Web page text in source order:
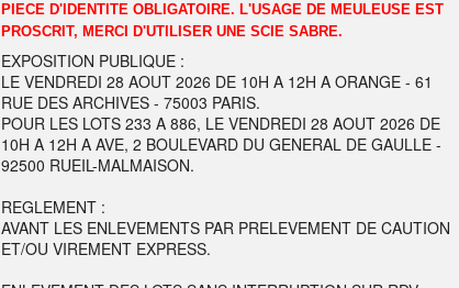
PIECE D'IDENTITE OBLIGATOIRE. L'USAGE DE MEULEUSE EST
PROSCRIT, MERCI D'UTILISER UNE SCIE SABRE.
EXPOSITION PUBLIQUE :
LE VENDREDI 28 AOUT 2026 DE 10H A 12H A ORANGE - 61
RUE DES ARCHIVES - 75003 PARIS.
POUR LES LOTS 233 A 886, LE VENDREDI 28 AOUT 2026 DE
10H A 12H A AVE, 2 BOULEVARD DU GENERAL DE GAULLE -
92500 RUEIL-MALMAISON.
REGLEMENT :
AVANT LES ENLEVEMENTS PAR PRELEVEMENT DE CAUTION
ET/OU VIREMENT EXPRESS.